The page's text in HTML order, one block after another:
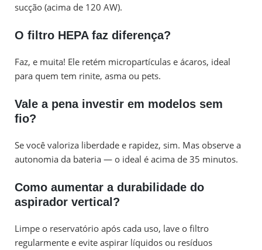
sucção (acima de 120 AW).
O filtro HEPA faz diferença?
Faz, e muita! Ele retém micropartículas e ácaros, ideal
para quem tem rinite, asma ou pets.
Vale a pena investir em modelos sem
fio?
Se você valoriza liberdade e rapidez, sim. Mas observe a
autonomia da bateria — o ideal é acima de 35 minutos.
Como aumentar a durabilidade do
aspirador vertical?
Limpe o reservatório após cada uso, lave o filtro
regularmente e evite aspirar líquidos ou resíduos